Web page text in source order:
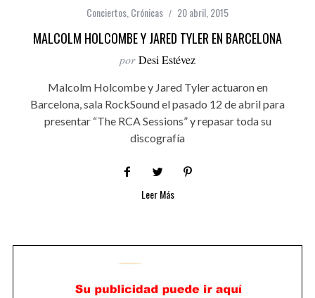
Conciertos Crónicas 20 abril, 2015
MALCOLM HOLCOMBE Y JARED TYLER EN BARCELONA
por Desi Estévez
Malcolm Holcombe y Jared Tyler actuaron en
Barcelona, sala RockSound el pasado 12 de abril para
presentar “The RCA Sessions” y repasar toda su
discografía
Leer Más